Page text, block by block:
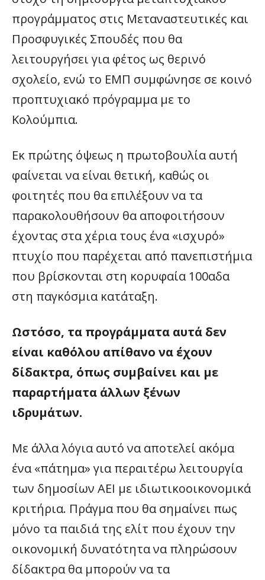
προγράμματος στις Μεταναστευτικές και
Προσφυγικές Σπουδές που θα
λειτουργήσει για φέτος ως θερινό
σχολείο, ενώ το ΕΜΠ συμφώνησε σε κοινό
προπτυχιακό πρόγραμμα με το
Κολούμπια.
Εκ πρώτης όψεως η πρωτοβουλία αυτή
φαίνεται να είναι θετική, καθώς οι
φοιτητές που θα επιλέξουν να τα
παρακολουθήσουν θα αποφοιτήσουν
έχοντας στα χέρια τους ένα «ισχυρό»
πτυχίο που παρέχεται από πανεπιστήμια
που βρίσκονται στη κορυφαία 100αδα
στη παγκόσμια κατάταξη.
Ωστόσο, τα προγράμματα αυτά δεν
είναι καθόλου απίθανο να έχουν
δίδακτρα, όπως συμβαίνει και με
παραρτήματα άλλων ξένων
ιδρυμάτων.
Με άλλα λόγια αυτό να αποτελεί ακόμα
ένα «πάτημα» για περαιτέρω λειτουργία
των δημοσίων ΑΕΙ με ιδιωτικοοικονομικά
κριτήρια. Πράγμα που θα σημαίνει πως
μόνο τα παιδιά της ελίτ που έχουν την
οικονομική δυνατότητα να πληρώσουν
δίδακτρα θα μπορούν να τα